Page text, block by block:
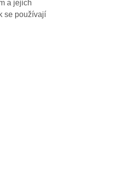
a jejich
se používají